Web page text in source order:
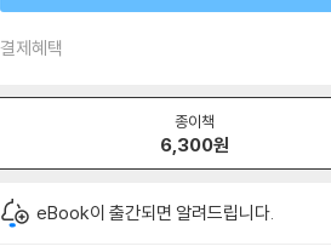
결제혜택
종이책
6,300원
eBook이 출간되면 알려드립니다.